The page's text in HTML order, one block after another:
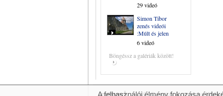
29 videó
Simon Tibor
zenés videói
:Múlt és jelen
6 videó
Böngéssz a galériák között!
© 2007 Copyright Network.hu
A felhasználói élmény fokozása